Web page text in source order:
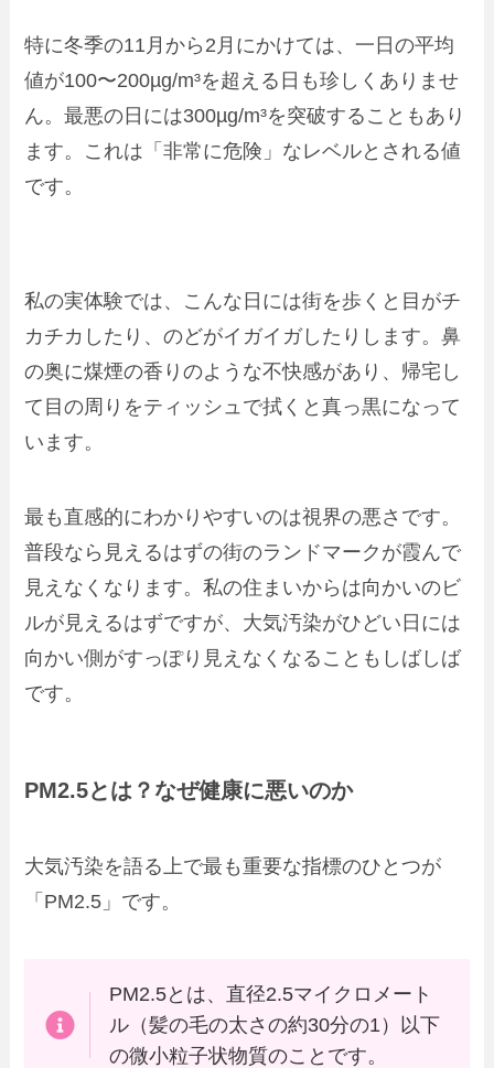
特に冬季の11月から2月にかけては、一日の平均
値が100〜200µg/m³を超える日も珍しくありませ
ん。最悪の日には300µg/m³を突破することもあり
ます。これは「非常に危険」なレベルとされる値
です。
私の実体験では、こんな日には街を歩くと目がチ
カチカしたり、のどがイガイガしたりします。鼻
の奥に煤煙の香りのような不快感があり、帰宅し
て目の周りをティッシュで拭くと真っ黒になって
います。
最も直感的にわかりやすいのは視界の悪さです。
普段なら見えるはずの街のランドマークが霞んで
見えなくなります。私の住まいからは向かいのビ
ルが見えるはずですが、大気汚染がひどい日には
向かい側がすっぽり見えなくなることもしばしば
です。
PM2.5とは？なぜ健康に悪いのか
大気汚染を語る上で最も重要な指標のひとつが
「PM2.5」です。
PM2.5とは、直径2.5マイクロメート
ル（髪の毛の太さの約30分の1）以下
の微小粒子状物質のことです。